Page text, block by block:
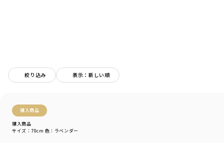
絞り込み 表示：新しい順
購入商品
購入商品
サイズ：70cm 色：ラベンダー